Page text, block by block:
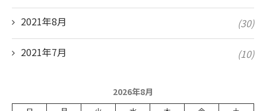
2021年8月 (30)
2021年7月 (10)
2026年8月